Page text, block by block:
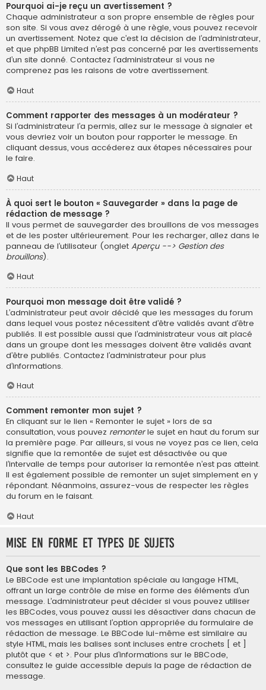
Pourquoi ai-je reçu un avertissement ?
Chaque administrateur a son propre ensemble de règles pour
son site. Si vous avez dérogé à une règle, vous pouvez recevoir
un avertissement. Notez que c’est la décision de l’administrateur,
et que phpBB Limited n’est pas concerné par les avertissements
d’un site donné. Contactez l’administrateur si vous ne
comprenez pas les raisons de votre avertissement.
Haut
Comment rapporter des messages à un modérateur ?
Si l’administrateur l’a permis, allez sur le message à signaler et
vous devriez voir un bouton pour rapporter le message. En
cliquant dessus, vous accéderez aux étapes nécessaires pour
le faire.
Haut
À quoi sert le bouton « Sauvegarder » dans la page de
rédaction de message ?
Il vous permet de sauvegarder des brouillons de vos messages
et de les poster ultérieurement. Pour les recharger, allez dans le
panneau de l’utilisateur (onglet Aperçu --> Gestion des
brouillons).
Haut
Pourquoi mon message doit être validé ?
L’administrateur peut avoir décidé que les messages du forum
dans lequel vous postez nécessitent d’être validés avant d’être
publiés. Il est possible aussi que l’administrateur vous ait placé
dans un groupe dont les messages doivent être validés avant
d’être publiés. Contactez l’administrateur pour plus
d’informations.
Haut
Comment remonter mon sujet ?
En cliquant sur le lien « Remonter le sujet » lors de sa
consultation, vous pouvez remonterle sujet en haut du forum sur
la première page. Par ailleurs, si vous ne voyez pas ce lien, cela
signifie que la remontée de sujet est désactivée ou que
l’intervalle de temps pour autoriser la remontée n’est pas atteint.
Il est également possible de remonter un sujet simplement en y
répondant. Néanmoins, assurez-vous de respecter les règles
du forum en le faisant.
Haut
Mise en forme et types de sujets
Que sont les BBCodes ?
Le BBCode est une implantation spéciale au langage HTML,
offrant un large contrôle de mise en forme des éléments d’un
message. L’administrateur peut décider si vous pouvez utiliser
les BBCodes, vous pouvez aussi les désactiver dans chacun de
vos messages en utilisant l’option appropriée du formulaire de
rédaction de message. Le BBCode lui-même est similaire au
style HTML, mais les balises sont incluses entre crochets [ et ]
plutôt que < et >. Pour plus d’informations sur le BBCode,
consultez le guide accessible depuis la page de rédaction de
message.